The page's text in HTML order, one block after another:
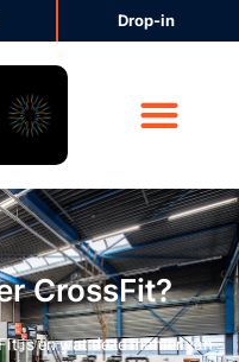
Drop-in
CrossFit?
is en wat deze manier van